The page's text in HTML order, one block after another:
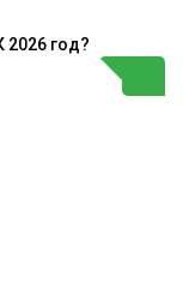
2026 год?